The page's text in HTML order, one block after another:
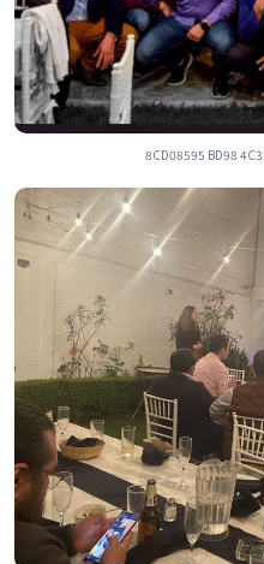
8CD08595 BD98